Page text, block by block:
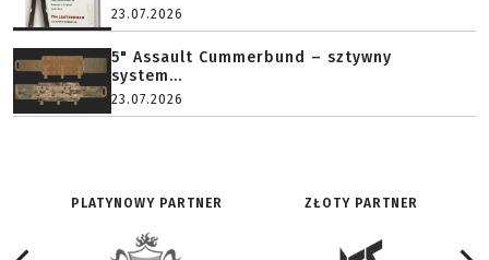
23.07.2026
5" Assault Cummerbund – sztywny
system...
23.07.2026
PLATYNOWY PARTNER ZŁOTY PARTNER